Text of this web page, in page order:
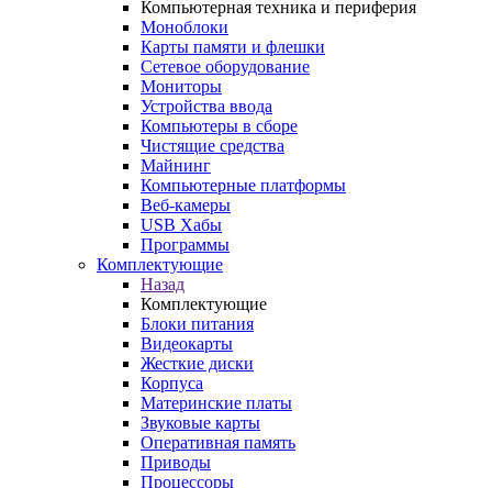
Компьютерная техника и периферия
Моноблоки
Карты памяти и флешки
Сетевое оборудование
Мониторы
Устройства ввода
Компьютеры в сборе
Чистящие средства
Майнинг
Компьютерные платформы
Веб-камеры
USB Хабы
Программы
Комплектующие
Назад
Комплектующие
Блоки питания
Видеокарты
Жесткие диски
Корпуса
Материнские платы
Звуковые карты
Оперативная память
Приводы
Процессоры